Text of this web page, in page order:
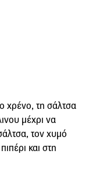
χρένο, τη σάλτσα
μέχρι να
τον χυμό
και στη